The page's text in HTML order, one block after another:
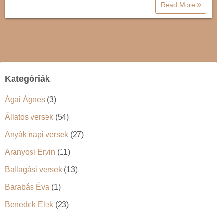
Read More
Kategóriák
Ágai Ágnes (3)
Állatos versek (54)
Anyák napi versek (27)
Aranyosi Ervin (11)
Ballagási versek (13)
Barabás Éva (1)
Benedek Elek (23)